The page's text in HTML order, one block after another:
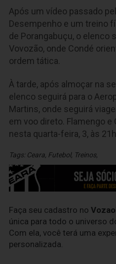
Após um vídeo passado
Desempenho e um treino
de Porangabuçu, o elenco
Vovozão, onde Condé
ordem tática.
À tarde, após almoçar na
elenco seguirá para o
Martins, onde seguirá
em voo direto. Flamengo e
nesta quarta-feira, 3, às
Tags: Ceara, Futebol, Treinos,
Faça seu cadastro no
única para todo o universo
Com ela, você terá uma
personalizada.